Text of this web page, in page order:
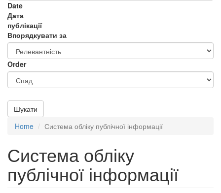
Date
Дата
публікації
Впорядкувати за
Order
Шукати
Home
Система обліку публічної інформації
Система обліку
публічної інформації